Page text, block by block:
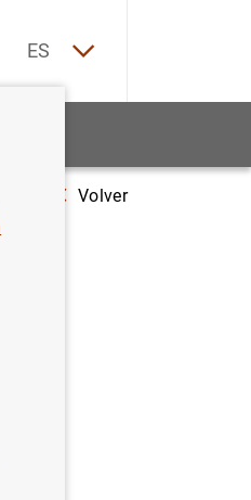
ES
Eurosistema a 12 de abril de 2024
Volver